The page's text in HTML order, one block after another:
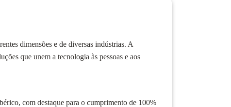
dimensões e de diversas indústrias. A
que unem a tecnologia às pessoas e aos
com destaque para o cumprimento de 100%